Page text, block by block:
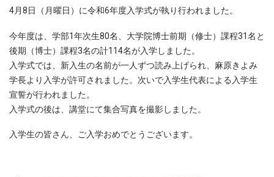
4月8日（月曜日）に令和6年度入学式が執り行われました。
今年度は、学部1年次生80名、大学院博士前期（修士）課程31名と
後期（博士）課程3名の計114名が入学しました。
入学式では、新入生の名前が一人ずつ読み上げられ、麻原きよみ
学長より入学が許可されました。次いで入学生代表による入学生
宣誓が行われました。
入学式の後は、講堂にて集合写真を撮影しました。
入学生の皆さん、ご入学おめでとうございます。​